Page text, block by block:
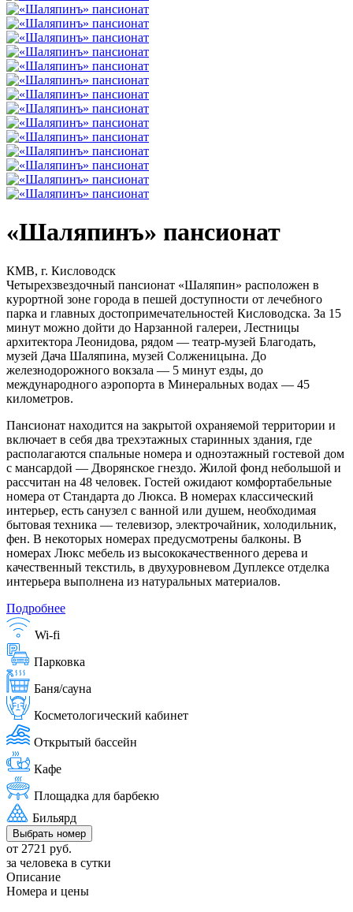
«Шаляпинъ» пансионат
КМВ, г. Кисловодск
Четырехзвездочный пансионат «Шаляпин» расположен в
курортной зоне города в пешей доступности от лечебного
парка и главных достопримечательностей Кисловодска. За 15
минут можно дойти до Нарзанной галереи, Лестницы
архитектора Леонидова, рядом — театр-музей Благодать,
музей Дача Шаляпина, музей Солженицына. До
железнодорожного вокзала — 5 минут езды, до
международного аэропорта в Минеральных водах — 45
километров.
Пансионат находится на закрытой охраняемой территории и
включает в себя два трехэтажных старинных здания, где
располагаются спальные номера и одноэтажный гостевой дом
с мансардой — Дворянское гнездо. Жилой фонд небольшой и
рассчитан на 48 человек. Гостей ожидают комфортабельные
номера от Стандарта до Люкса. В номерах классический
интерьер, есть санузел с ванной или душем, необходимая
бытовая техника — телевизор, электрочайник, холодильник,
фен. В некоторых номерах предусмотрены балконы. В
номерах Люкс мебель из высококачественного дерева и
качественный текстиль, в двухуровневом Дуплексе отделка
интерьера выполнена из натуральных материалов.
Подробнее
Wi-fi
Парковка
Баня/сауна
Косметологический кабинет
Открытый бассейн
Кафе
Площадка для барбекю
Бильярд
Выбрать номер
от 2721 руб.
за человека в сутки
Описание
Номера и цены